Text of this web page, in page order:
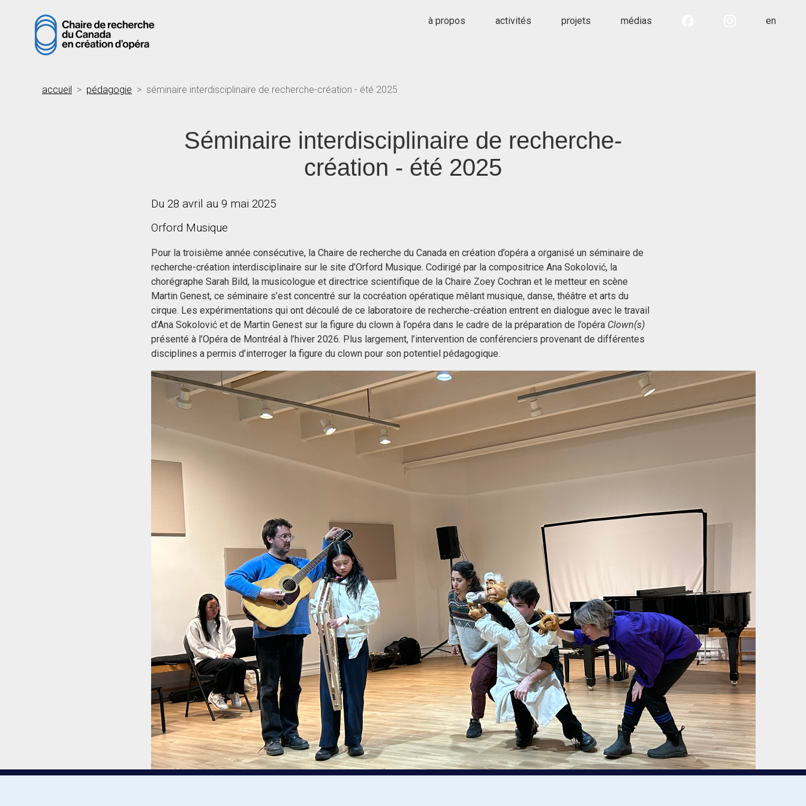
à propos activités projets médias en
accueil > pédagogie > séminaire interdisciplinaire de recherche-création - été 2025
Séminaire interdisciplinaire de recherche-
création - été 2025
Du 28 avril au 9 mai 2025
Orford Musique
Pour la troisième année consécutive, la Chaire de recherche du Canada en création d’opéra a organisé un séminaire de
recherche-création interdisciplinaire sur le site d’Orford Musique. Codirigé par la compositrice Ana Sokolović, la
chorégraphe Sarah Bild, la musicologue et directrice scientifique de la Chaire Zoey Cochran et le metteur en scène
Martin Genest, ce séminaire s’est concentré sur la cocréation opératique mêlant musique, danse, théâtre et arts du
cirque. Les expérimentations qui ont découlé de ce laboratoire de recherche-création entrent en dialogue avec le travail
d’Ana Sokolović et de Martin Genest sur la figure du clown à l’opéra dans le cadre de la préparation de l’opéra Clown(s)
présenté à l’Opéra de Montréal à l’hiver 2026. Plus largement, l’intervention de conférenciers provenant de différentes
disciplines a permis d’interroger la figure du clown pour son potentiel pédagogique.